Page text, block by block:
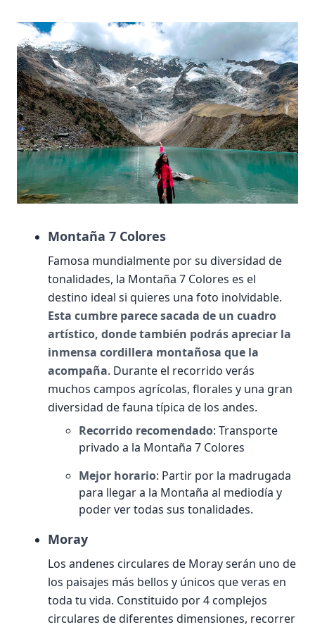
Montaña 7 Colores
Famosa mundialmente por su diversidad de
tonalidades, la Montaña 7 Colores es el
destino ideal si quieres una foto inolvidable.
Esta cumbre parece sacada de un cuadro
artístico, donde también podrás apreciar la
inmensa cordillera montañosa que la
acompaña. Durante el recorrido verás
muchos campos agrícolas, florales y una gran
diversidad de fauna típica de los andes.
Recorrido recomendado: Transporte
privado a la Montaña 7 Colores
Mejor horario: Partir por la madrugada
para llegar a la Montaña al mediodía y
poder ver todas sus tonalidades.
Moray
Los andenes circulares de Moray serán uno de
los paisajes más bellos y únicos que veras en
toda tu vida. Constituido por 4 complejos
circulares de diferentes dimensiones, recorrer